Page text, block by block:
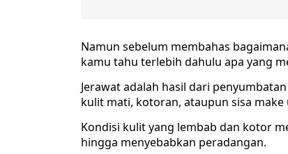
Namun sebelum membahas
kamu tahu terlebih dahulu apa yang
Jerawat adalah hasil dari
kulit mati, kotoran, ataupun sisa
Kondisi kulit yang lembab dan kotor
hingga menyebabkan peradangan.